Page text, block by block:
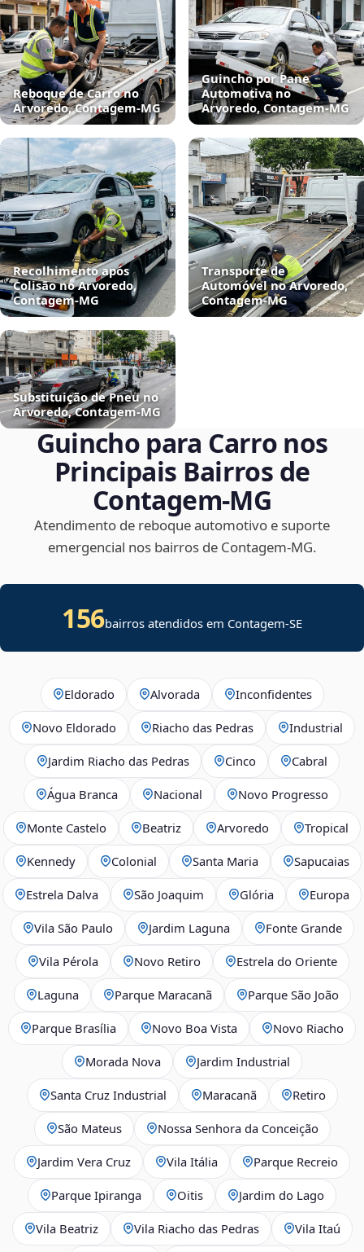
Reboque de Carro no
Arvoredo, Contagem‑MG
Guincho por Pane
Automotiva no
Arvoredo, Contagem‑MG
Recolhimento após
Colisão no Arvoredo,
Contagem‑MG
Transporte de
Automóvel no Arvoredo,
Contagem‑MG
Substituição de Pneu no
Arvoredo, Contagem‑MG
Guincho para Carro nos
Principais Bairros de
Contagem‑MG
Atendimento de reboque automotivo e suporte
emergencial nos bairros de Contagem‑MG.
156bairros atendidos em Contagem-SE
Eldorado Alvorada Inconfidentes
Novo Eldorado Riacho das Pedras Industrial
Jardim Riacho das Pedras Cinco Cabral
Água Branca Nacional Novo Progresso
Monte Castelo Beatriz Arvoredo Tropical
Kennedy Colonial Santa Maria Sapucaias
Estrela Dalva São Joaquim Glória Europa
Vila São Paulo Jardim Laguna Fonte Grande
Vila Pérola Novo Retiro Estrela do Oriente
Laguna Parque Maracanã Parque São João
Parque Brasília Novo Boa Vista Novo Riacho
Morada Nova Jardim Industrial
Santa Cruz Industrial Maracanã Retiro
São Mateus Nossa Senhora da Conceição
Jardim Vera Cruz Vila Itália Parque Recreio
Parque Ipiranga Oitis Jardim do Lago
Vila Beatriz Vila Riacho das Pedras Vila Itaú